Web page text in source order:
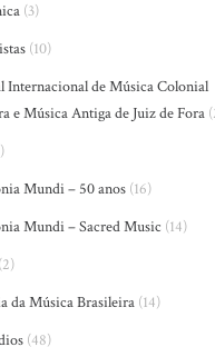
(3)
(10)
Internacional de Música Colonial
e Música Antiga de Juiz de Fora
Mundi – 50 anos (16)
Mundi – Sacred Music (14)
(2)
da Música Brasileira (14)
(48)